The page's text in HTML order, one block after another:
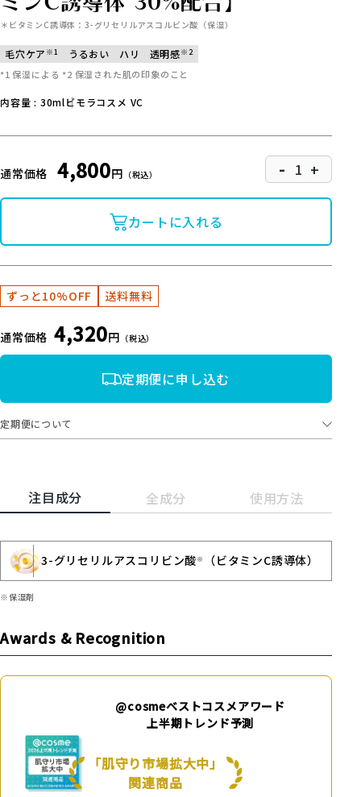
＊ビタミンC誘導体：3-グリセリルアスコルビン酸（保湿）
毛穴ケア ※1 うるおい ハリ 透明感※2
*1 保湿による *2 保湿された肌の印象のこと
内容量 : 30mlビモラコスメ VC
通常価格 4,800円 （税込） - +
カートに入れる
ずっと10%OFF 送料無料
通常価格 4,320円 （税込）
定期便に申し込む
定期便について
注目成分 全成分 使用方法
3-グリセリルアスコリビン酸※ （ビタミンC誘導体）
※保湿剤
Awards & Recognition
@cosmeベストコスメアワード
上半期トレンド予測
「肌守り市場拡大中」
関連商品